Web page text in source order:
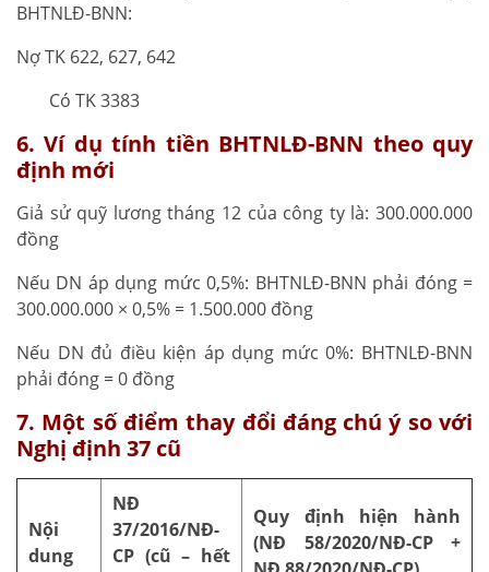
BHTNLĐ-BNN:
Nợ TK 622, 627, 642
Có TK 3383
6. Ví dụ tính tiền BHTNLĐ-BNN theo quy
định mới
Giả sử quỹ lương tháng 12 của công ty là: 300.000.000
đồng
Nếu DN áp dụng mức 0,5%: BHTNLĐ-BNN phải đóng =
300.000.000 × 0,5% = 1.500.000 đồng
Nếu DN đủ điều kiện áp dụng mức 0%: BHTNLĐ-BNN
phải đóng = 0 đồng
7. Một số điểm thay đổi đáng chú ý so với
Nghị định 37 cũ
Nội
dung
NĐ
37/2016/NĐ-
CP (cũ – hết
Quy định hiện hành
(NĐ 58/2020/NĐ-CP +